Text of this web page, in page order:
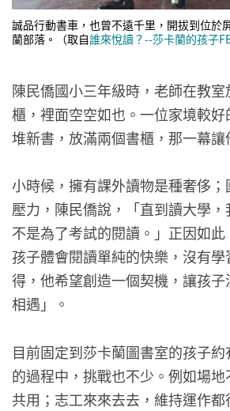
誠品行動書車，也曾不遠千里，開拔到位於
蘭部落。（取自誰來悅讀？--莎卡蘭的孩子
陳民僑國小三年級時，老師在教
櫃，裡面空空如也。一位家境較
堆新書，放滿兩個書櫃，那一幕讓
小時候，擁有課外讀物是種奢侈
壓力，陳民僑說，「直到讀大學
不是為了考試的閱讀。」正因如
孩子體會閱讀單純的快樂，沒有
得，他希望創造一個契機，讓孩
相遇」。
目前固定到莎卡蘭圖書室的孩子
的過程中，挑戰也不少。例如場
共用；志工來來去去，維持運作